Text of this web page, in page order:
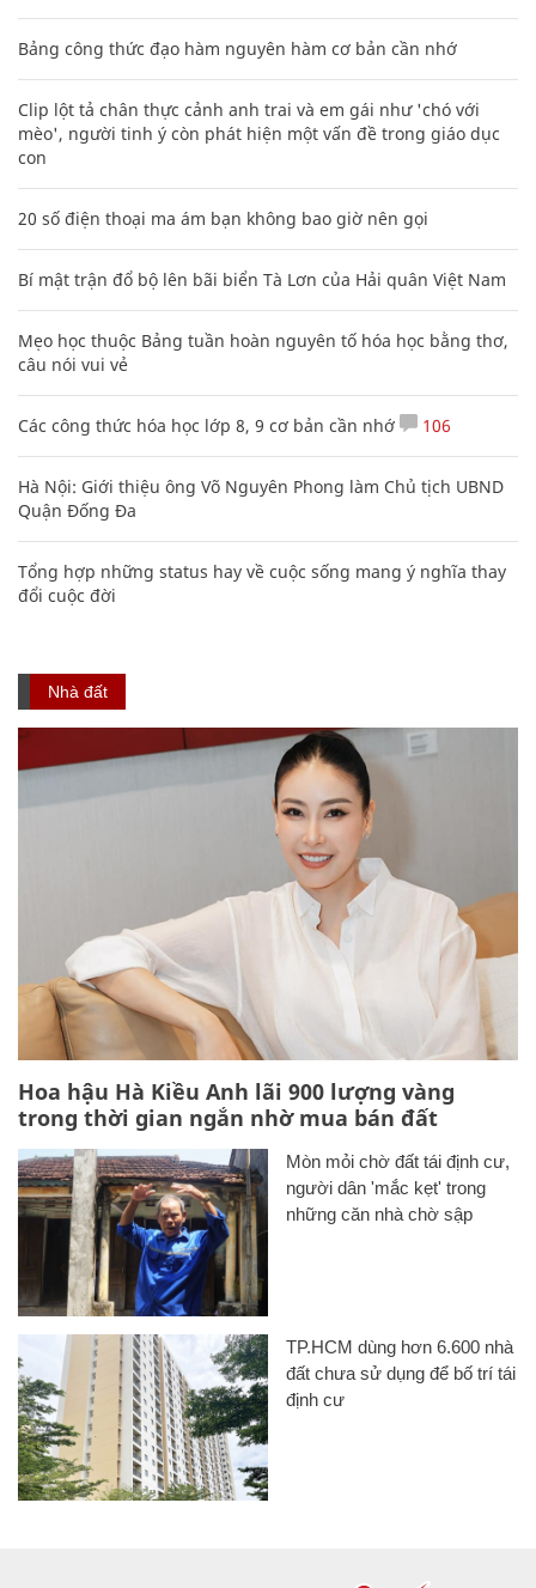
Bảng công thức đạo hàm nguyên hàm cơ bản cần nhớ
Clip lột tả chân thực cảnh anh trai và em gái như 'chó với
mèo', người tinh ý còn phát hiện một vấn đề trong giáo dục
con
20 số điện thoại ma ám bạn không bao giờ nên gọi
Bí mật trận đổ bộ lên bãi biển Tà Lơn của Hải quân Việt Nam
Mẹo học thuộc Bảng tuần hoàn nguyên tố hóa học bằng thơ,
câu nói vui vẻ
Các công thức hóa học lớp 8, 9 cơ bản cần nhớ 106
Hà Nội: Giới thiệu ông Võ Nguyên Phong làm Chủ tịch UBND
Quận Đống Đa
Tổng hợp những status hay về cuộc sống mang ý nghĩa thay
đổi cuộc đời
Nhà đất
Hoa hậu Hà Kiều Anh lãi 900 lượng vàng
trong thời gian ngắn nhờ mua bán đất
Mòn mỏi chờ đất tái định cư,
người dân 'mắc kẹt' trong
những căn nhà chờ sập
TP.HCM dùng hơn 6.600 nhà
đất chưa sử dụng để bố trí tái
định cư